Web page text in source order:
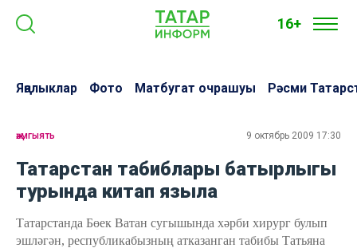
16+
Яңалыклар Фото Матбугат очрашуы Рәсми
җәмгыять 9 октябрь 2009 17:30
Татарстан табиблары батырлыгы
турында китап языла
Татарстанда Бөек Ватан сугышында хәрби хирург булып
эшләгән, республикабызның атказанган табибы Татьяна